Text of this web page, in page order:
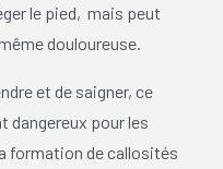
le pied, mais peut
douloureuse.
et de saigner, ce
dangereux pour les
formation de callosités